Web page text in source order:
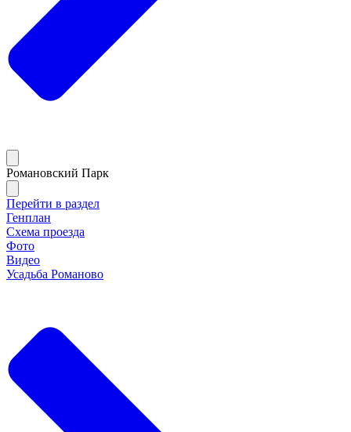
Романовский Парк
Перейти в раздел
Генплан
Схема проезда
Фото
Видео
Усадьба Романово